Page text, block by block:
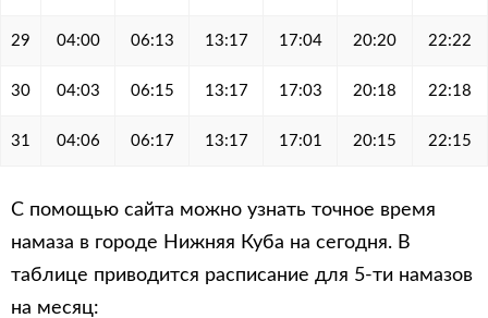
29 04:00 06:13 13:17 17:04 20:20 22:22
30 04:03 06:15 13:17 17:03 20:18 22:18
31 04:06 06:17 13:17 17:01 20:15 22:15
С помощью сайта можно узнать точное время
намаза в городе Нижняя Куба на сегодня. В
таблице приводится расписание для 5-ти намазов
на месяц: